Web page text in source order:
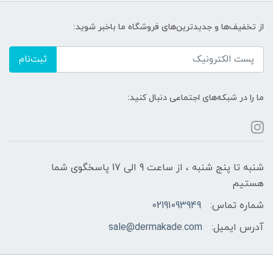
از تخفیف‌ها و جدیدترین‌های فروشگاه ما باخبر شوید:
ثبت‌نام
ما را در شبکه‌های اجتماعی دنبال کنید:
شنبه تا پنج شنبه ، از ساعت 9 الی 17 پاسخگوی شما
هستیم
شماره تماس:
02191093949
آدرس ایمیل:
sale@dermakade.com